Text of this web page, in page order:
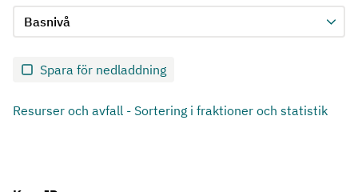
Välj kravnivå för kriterie 1
Spara för nedladdning
Resurser och avfall - Sortering i fraktioner och statistik